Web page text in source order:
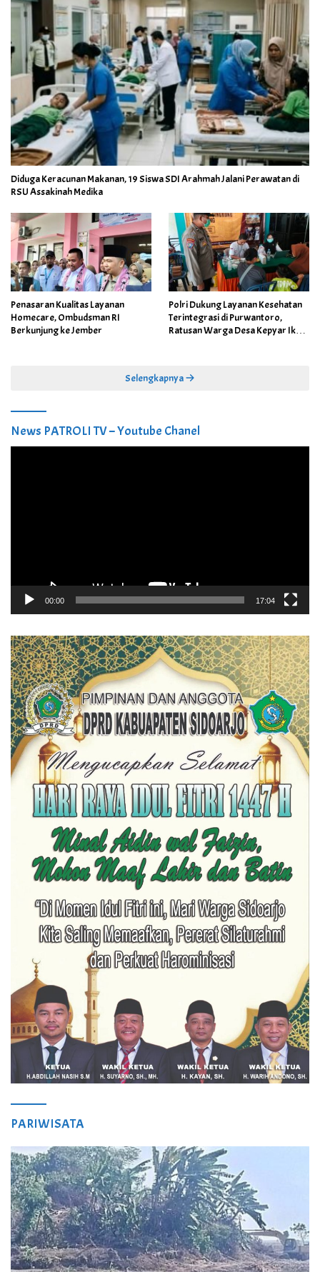
Diduga Keracunan Makanan, 19 Siswa SDI Arahmah Jalani Perawatan di
RSU Assakinah Medika
Penasaran Kualitas Layanan
Homecare, Ombudsman RI
Berkunjung ke Jember
Polri Dukung Layanan Kesehatan
Terintegrasi di Purwantoro,
Ratusan Warga Desa Kepyar Ikuti
Selengkapnya
News PATROLI TV – Youtube Chanel
00:00 17:04
PARIWISATA